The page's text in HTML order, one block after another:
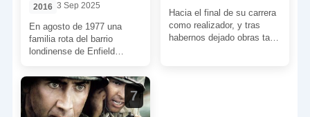
2016 3 Sep 2025
En agosto de 1977 una
familia rota del barrio
londinense de Enfield
de incidentes paranormales
[…]
Hacia el final de su carrera
como realizador, y tras
habernos dejado obras tan
7